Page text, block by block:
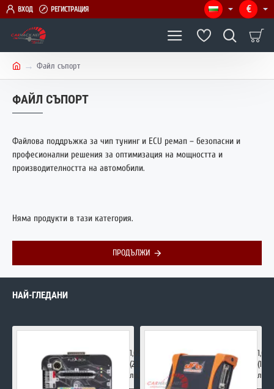
ВХОД РЕГИСТРАЦИЯ €
m
e
Файл съпорт
ФАЙЛ СЪПОРТ
Файлова поддръжка за чип тунинг и ECU ремап – безопасни и
професионални решения за оптимизация на мощността и
производителността на автомобили.
Няма продукти в тази категория.
ПРОДЪЛЖИ
НАЙ-ГЛЕДАНИ
1,090.00€
(2,131.85
лв.)
лв.)